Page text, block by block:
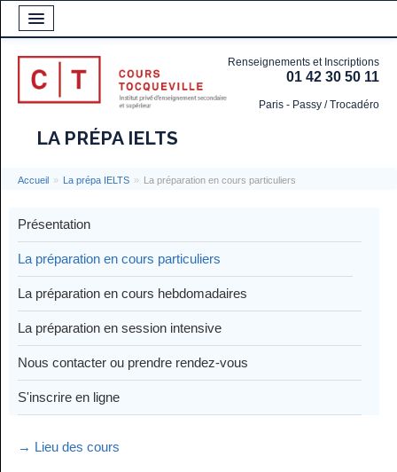
Renseignements et Inscriptions
01 42 30 50 11
Paris - Passy / Trocadéro
LA PRÉPA IELTS
Accueil » La prépa IELTS » La préparation en cours particuliers
Présentation
La préparation en cours particuliers
La préparation en cours hebdomadaires
La préparation en session intensive
Nous contacter ou prendre rendez-vous
S'inscrire en ligne
→ Lieu des cours